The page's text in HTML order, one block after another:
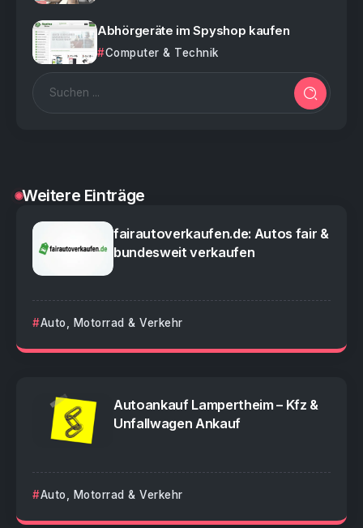
Abhörgeräte im Spyshop kaufen
Computer & Technik
Weitere Einträge
fairautoverkaufen.de: Autos fair &
bundesweit verkaufen
Auto, Motorrad & Verkehr
Autoankauf Lampertheim – Kfz &
Unfallwagen Ankauf
Auto, Motorrad & Verkehr